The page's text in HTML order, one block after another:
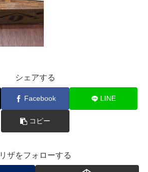
シェアする
Facebook LINE
コピー
リザをフォローする